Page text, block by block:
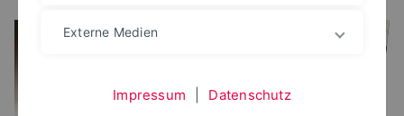
Externe Medien
Impressum Datenschutz